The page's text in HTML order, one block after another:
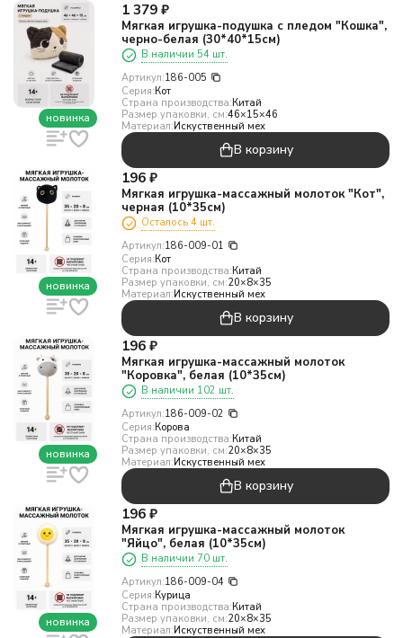
новинка
1 379 ₽
Мягкая игрушка-подушка с пледом "Кошка",
черно-белая (30*40*15см)
В наличии 54 шт.
Артикул:186-005
Серия:Кот
Страна производства:Китай
Размер упаковки, см:46×15×46
Материал:Искуственный мех
В корзину
новинка
196 ₽
Мягкая игрушка-массажный молоток "Кот",
черная (10*35см)
Осталось 4 шт.
Артикул:186-009-01
Серия:Кот
Страна производства:Китай
Размер упаковки, см:20×8×35
Материал:Искуственный мех
В корзину
новинка
196 ₽
Мягкая игрушка-массажный молоток
"Коровка", белая (10*35см)
В наличии 102 шт.
Артикул:186-009-02
Серия:Корова
Страна производства:Китай
Размер упаковки, см:20×8×35
Материал:Искуственный мех
В корзину
новинка
196 ₽
Мягкая игрушка-массажный молоток
"Яйцо", белая (10*35см)
В наличии 70 шт.
Артикул:186-009-04
Серия:Курица
Страна производства:Китай
Размер упаковки, см:20×8×35
Материал:Искуственный мех